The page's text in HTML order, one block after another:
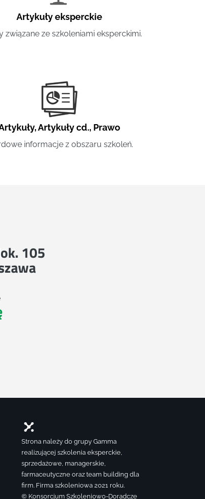
Artykuły eksperckie
związane ze szkoleniami eksperckimi.
,Artykuły cd., Prawo
informacje z obszaru szkoleń.
105
Strona należy do grupy Gamma
realizującej szkolenia eksperckie,
sprzedażowe, managerskie,
farmaceutyczne oraz team building dla
firm. Firma szkoleniowa 2021 roku.
© Konsorcjum Szkoleniowo-Doradcze